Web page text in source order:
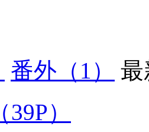
番外 （1）
最
（39P）